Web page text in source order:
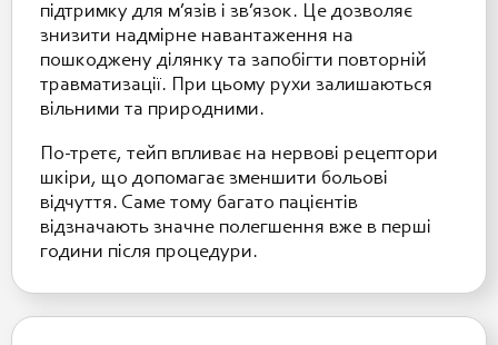
підтримку для м’язів і зв’язок. Це дозволяє
знизити надмірне навантаження на
пошкоджену ділянку та запобігти повторній
травматизації. При цьому рухи залишаються
вільними та природними.
По-третє, тейп впливає на нервові рецептори
шкіри, що допомагає зменшити больові
відчуття. Саме тому багато пацієнтів
відзначають значне полегшення вже в перші
години після процедури.